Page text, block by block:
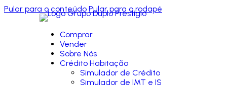
Pular para o conteúdo Pular para o rodapé
Comprar
Vender
Sobre Nós
Crédito Habitação
Simulador de Crédito
Simulador de IMT e IS